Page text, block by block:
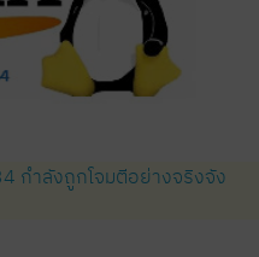
กำลังถูกโจมตีอย่างจริงจัง